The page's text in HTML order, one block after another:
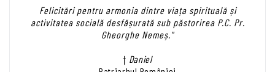
Felicitări pentru armonia dintre viața spirituală și
activitatea socială desfășurată sub păstorirea P.C. Pr.
Gheorghe Nemeș."
† Daniel